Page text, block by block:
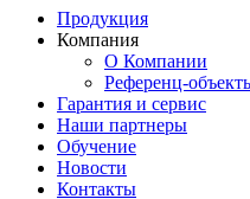
Продукция
Компания
О Компании
Референц-
Гарантия и сервис
Наши партнеры
Обучение
Новости
Контакты